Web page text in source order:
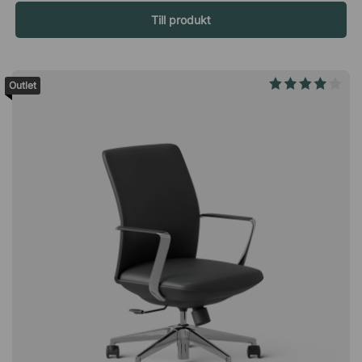
De dubbla motorerna i Pro3 arbetar tyst för att ge dig smidig
höjdjustering utan att störa kollegor. Skrivbordet är anpassat
för höga krav, där motorerna är inkapslade för att minimera
garanterad ett skrivbord som är både säkert och effektivt. Håll
arbetsytan ren med enkel städning Bordsskivan är tillverkad
en fuktig trasa behövs, vilket gör det enkelt att hålla ytan fri
från spill och damm. Montera själv snabbt och lätt Följ bara
den tydliga monteringsanvisningen som medföljer ditt höj- och
sänkbara skrivbord, inga förkunskaper krävs. Vid eventuella
frågor bistår vi självklart med hjälp. Specifikation Stativ
Minnesfunktion och kollisionsskydd. Höjs och sänks med
knappsats under bordsskivan. I kraftig metall. Pulverlack med
härdad yta. Maxbelastning: 100 kg (inkl. bordsskiva). Motorer
2 st tystgående. Inkapslade för ökad säkerhet. Bordsskiva
Spånskiva av hög densitet. Slitstarkt laminat i flera
utföranden. Laminerad på bägge sidor. Enkel att hålla ren.
Kommer utan förborrade hål.Med ett elektriskt höj- och
Till produkt
Outlet